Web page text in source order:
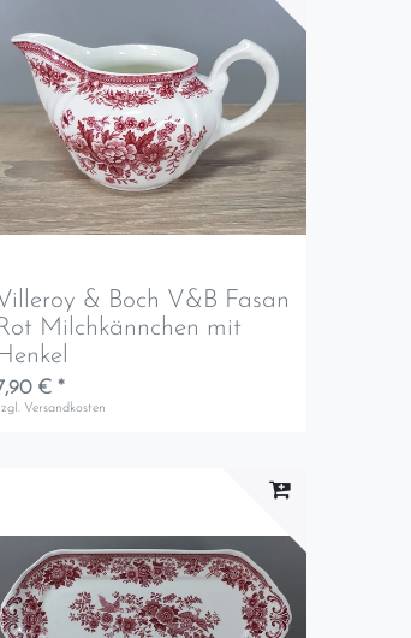
& Boch V&B Fasan
Rot Milchkännchen mit
Henkel
€ *
Versandkosten